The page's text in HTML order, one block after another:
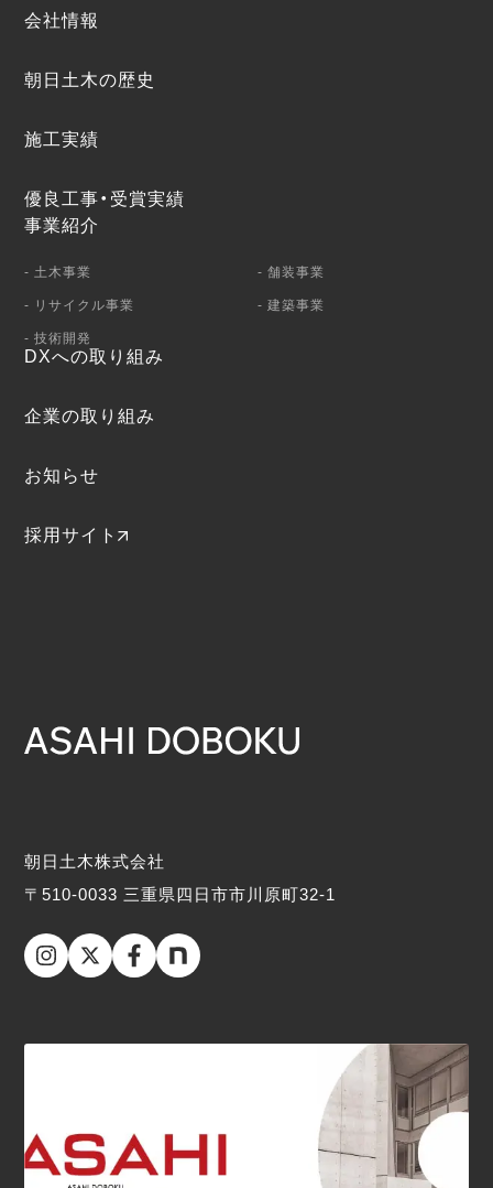
朝日土木株式会社
〒510-0033 三重県四日市市川原町32-1
会社情報
朝日土木の歴史
施工実績
優良工事・受賞実績
事業紹介
- 土木事業 - 舗装事業
- リサイクル事業 - 建築事業
- 技術開発
DXへの取り組み
企業の取り組み
お知らせ
採用サイト